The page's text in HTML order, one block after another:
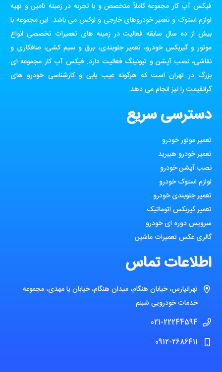
فیکس آپ کار مجموعه کاملاً متخصص و با تجربه در زمینه تامین و تهیه
لوازم استوک و تعمیر خودروهای خارجی و لوکس می باشد. این مجموعه با
بیش از ده سال سابقه فعالیت در زمینه های تعمیرات تخصصی انواع
موتور و گیربکس خودرو، تعمیر جلوبندی، برق و سیم کشی، صافکاری و
نقاشی، نصب آپشن و تیونینگ فعالیت دارد. فیکس آپ کار مجموعه ای
بزرگ در تهران است که هرگونه عیب یابی و کارشناسی خودرو های
گرانقیمت را نیز انجام می دهد.
دسترسی سریع
تعمیر موتور خودرو
تعمیر خودرو هیبرید
نصب آپشن خودرو
لوازم استوک خودرو
تعمیر جلوبندی خودرو
تعمیر گیربکس اتوماتیک
سرویس دوره ای خودرو
گالری عکس تعمیرات ماشین
اطلاعات تماس
تهرانپارس، خیابان هنگام، میدان هنگام، خیابان یا مهدی، مجموعه
خدمات خودرویی شبنم
021-22244594
0912-2686411